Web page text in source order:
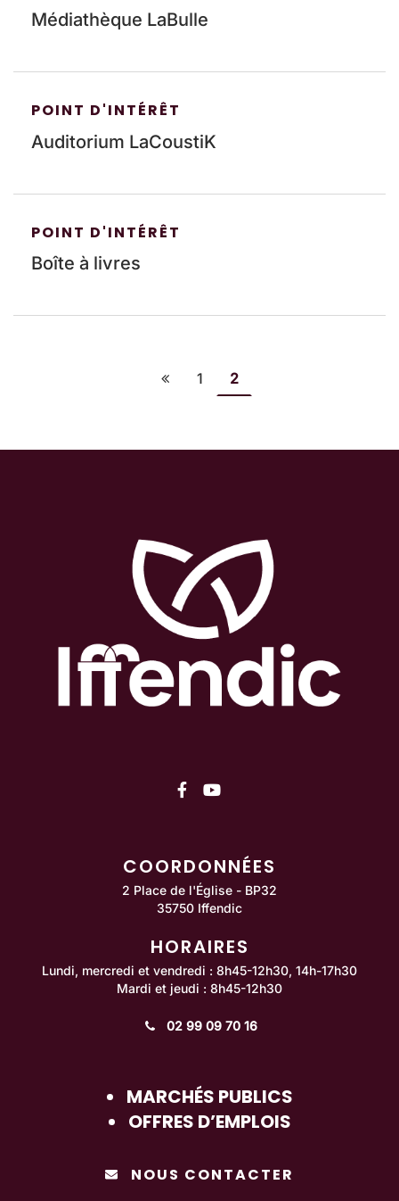
Médiathèque LaBulle
POINT D'INTÉRÊT
Auditorium LaCoustiK
POINT D'INTÉRÊT
Boîte à livres
Page précédente
1 2
Lien vers le compte
Lien vers la chaîne
COORDONNÉES
2 Place de l'Église - BP32
35750 Iffendic
HORAIRES
Lundi, mercredi et vendredi : 8h45-12h30, 14h-17h30
Mardi et jeudi : 8h45-12h30
02 99 09 70 16
MARCHÉS PUBLICS
OFFRES D’EMPLOIS
NOUS CONTACTER